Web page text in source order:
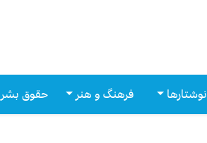
نوشتارها فرهنگ و هنر حقوق بشر